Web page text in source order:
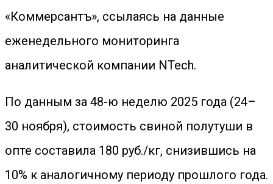
«Коммерсантъ», ссылаясь на данные
еженедельного мониторинга
аналитической компании NTech.
По данным за 48-ю неделю 2025 года (24–
30 ноября), стоимость свиной полутуши в
опте составила 180 руб./кг, снизившись на
10% к аналогичному периоду прошлого года.